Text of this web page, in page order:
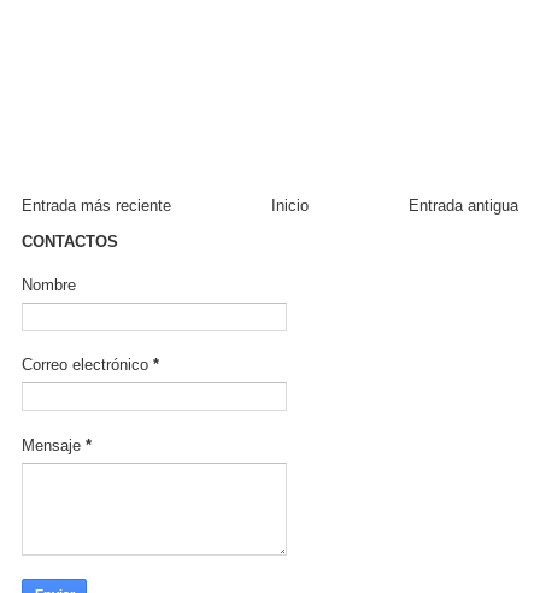
Entrada más reciente Entrada antigua
Inicio
CONTACTOS
Nombre
Correo electrónico *
Mensaje *